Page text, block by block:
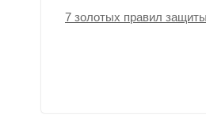
7 золотых правил